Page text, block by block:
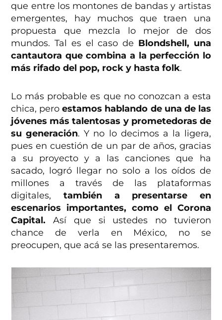
que entre los montones de bandas y artistas
emergentes, hay muchos que traen una
propuesta que mezcla lo mejor de dos
mundos. Tal es el caso de Blondshell, una
cantautora que combina a la perfección lo
más rifado del pop, rock y hasta folk.
Lo más probable es que no conozcan a esta
chica, peroestamos hablando de una de las
jóvenes más talentosas y prometedoras de
su generación. Y no lo decimos a la ligera,
pues en cuestión de un par de años, gracias
a su proyecto y a las canciones que ha
sacado, logró llegar no solo a los oídos de
millones a través de las plataformas
digitales, también a presentarse en
escenarios importantes, como el Corona
Capital. Así que si ustedes no tuvieron
chance de verla en México, no se
preocupen, que acá se las presentaremos.